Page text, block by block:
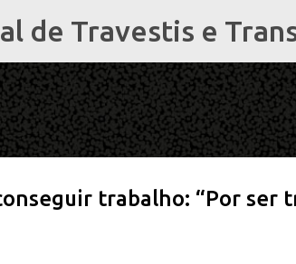
Pular para o conteúdo principal
de Travestis e
trabalho: “Por ser